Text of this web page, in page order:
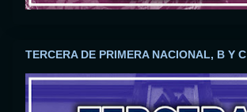
TERCERA DE PRIMERA NACIONAL, B Y C